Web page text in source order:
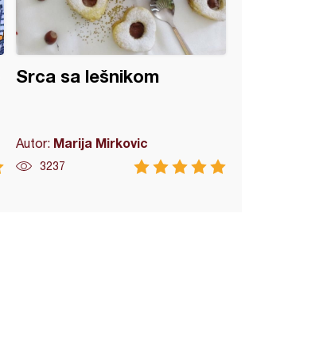
Srca sa lešnikom
Autor: Marija Mirkovic
3237